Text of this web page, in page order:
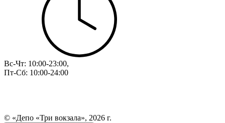
Вс-Чт: 10:00-23:00,
Пт-Сб: 10:00-24:00
© «Депо «Три вокзала», 2026 г.